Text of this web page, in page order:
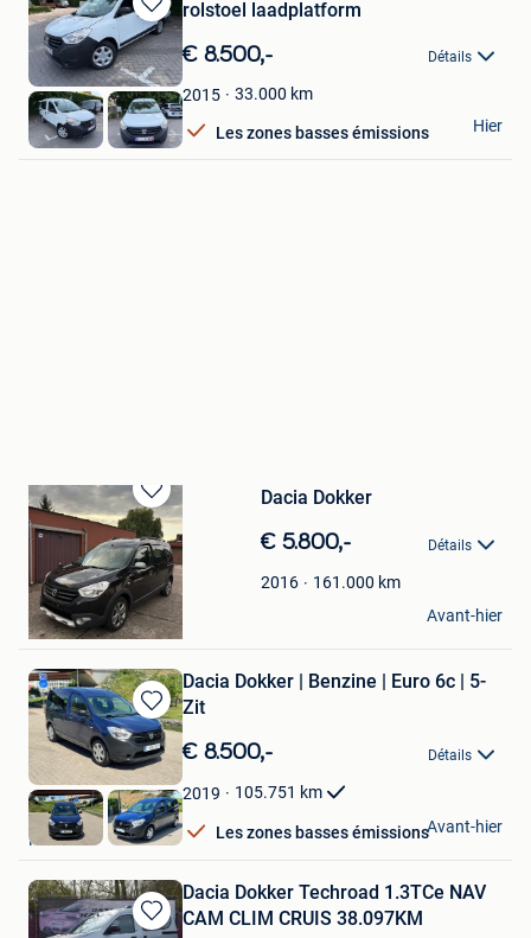
Sauvegarder
dans
Mes
Favoris
rolstoel laadplatform
€ 8.500,- Détails
2015 33.000 km
Les zones basses émissions
frank
Brecht
Hier
Sauvegarder
dans
Mes
Favoris
Dacia Dokker
€ 5.800,- Détails
2016 161.000 km
M.R
Hoboken
Avant-hier
Sauvegarder
dans
Mes
Favoris
Dacia Dokker | Benzine | Euro 6c | 5-
Zit
€ 8.500,- Détails
2019 105.751 km
Les zones basses émissions
Z-Motors
Hoboken
Avant-hier
Sauvegarder
Dacia Dokker Techroad 1.3TCe NAV
CAM CLIM CRUIS 38.097KM